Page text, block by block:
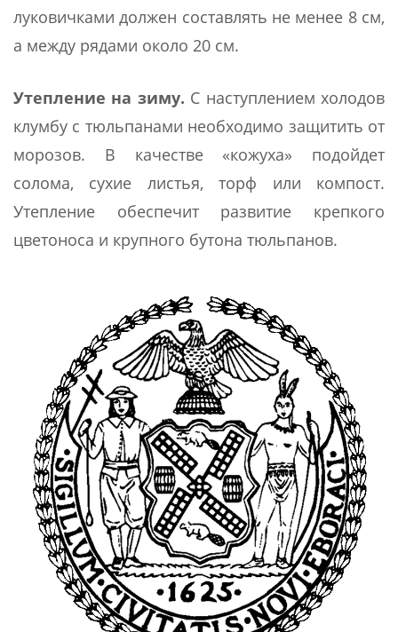
луковичками должен составлять не менее 8 см,
а между рядами около 20 см.
Утепление на зиму. С наступлением холодов
клумбу с тюльпанами необходимо защитить от
морозов. В качестве «кожуха» подойдет
солома, сухие листья, торф или компост.
Утепление обеспечит развитие крепкого
цветоноса и крупного бутона тюльпанов.